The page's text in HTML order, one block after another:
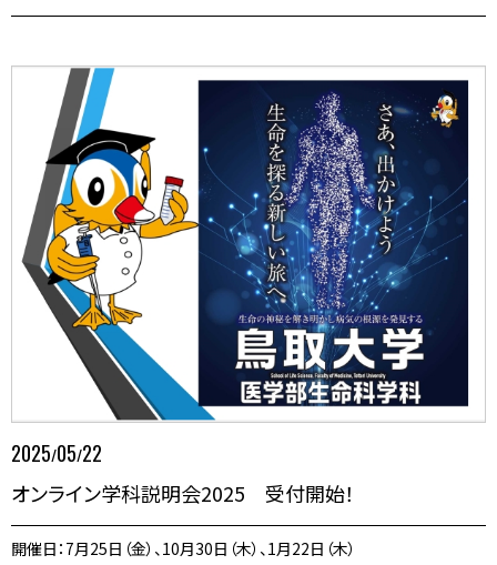
2025/05/22
オンライン学科説明会2025 受付開始！
開催日：7月25日（金）、10月30日（木）、1月22日（木）